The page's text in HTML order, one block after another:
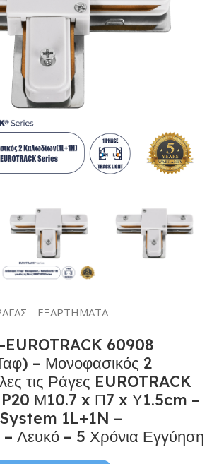
- ΕΞΑΡΤΗΜΑΤΑ
60908
– Μονοφασικός 2
τις Ράγες EUROTRACK
Μ10.7 x Π7 x Υ1.5cm –
1L+1N –
Λευκό – 5 Χρόνια Εγγύηση